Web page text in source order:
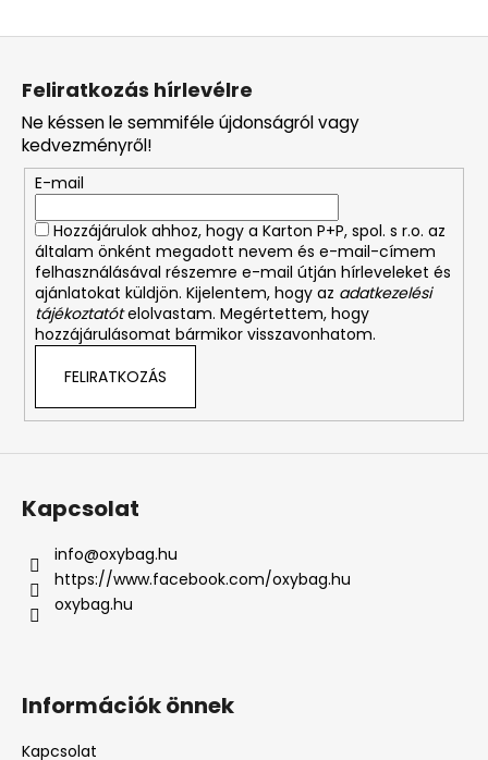
L
Feliratkozás hírlevélre
Ne késsen le semmiféle újdonságról vagy
kedvezményről!
E-mail
Hozzájárulok ahhoz, hogy a Karton P+P, spol. s r.o. az
általam önként megadott nevem és e-mail-címem
felhasználásával részemre e-mail útján hírleveleket és
ajánlatokat küldjön. Kijelentem, hogy az adatkezelési
tájékoztatótelolvastam. Megértettem, hogy
hozzájárulásomat bármikor visszavonhatom.
FELIRATKOZÁS
Kapcsolat
info@oxybag.hu
https://www.facebook.com/oxybag.hu
oxybag.hu
Információk önnek
Kapcsolat